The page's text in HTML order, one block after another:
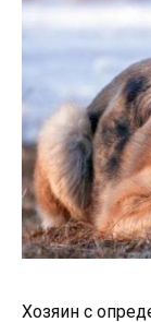
Хозяин с